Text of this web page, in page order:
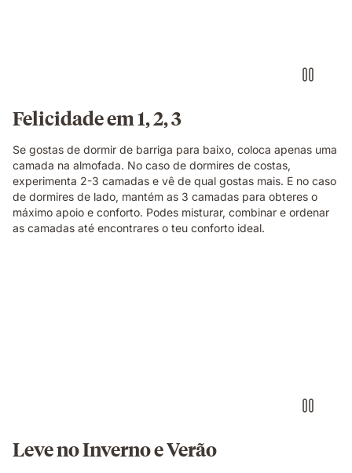
Felicidade em 1, 2, 3
Se gostas de dormir de barriga para baixo, coloca apenas uma
camada na almofada. No caso de dormires de costas,
experimenta 2-3 camadas e vê de qual gostas mais. E no caso
de dormires de lado, mantém as 3 camadas para obteres o
máximo apoio e conforto. Podes misturar, combinar e ordenar
as camadas até encontrares o teu conforto ideal.
Leve no Inverno e Verão